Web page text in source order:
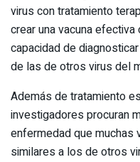
virus con tratamiento
crear una vacuna
capacidad de
de las de otros virus del
Además de tratamiento
investigadores procuran
enfermedad que
similares a los de otros